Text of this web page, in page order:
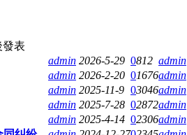
發表
admin 2026-5-29 0812 admin
admin 2026-2-20 01676admin
admin 2025-11-9 03046admin
admin 2025-7-28 02872admin
admin 2025-4-14 02306admin